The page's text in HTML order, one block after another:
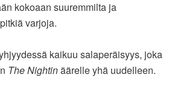
kokoaan suuremmilta ja
varjoja.
kaikuu salaperäisyys, joka
The Nightinäärelle yhä uudelleen.